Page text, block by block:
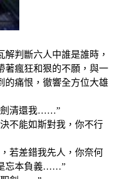
判斷六人中誰是誰時，
著瘋狂和狠的不願，與一
的痛恨，徹響全方位大雄
劍清還我……”
不能如斯對我，你不行
若差錯我先人，你奈何
忘本負義……”